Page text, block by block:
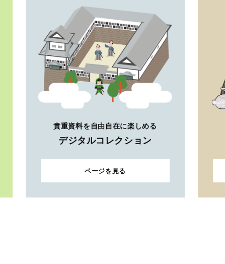
貴重資料を自由自在に楽しめる
デジタルコレクション
ページを見る